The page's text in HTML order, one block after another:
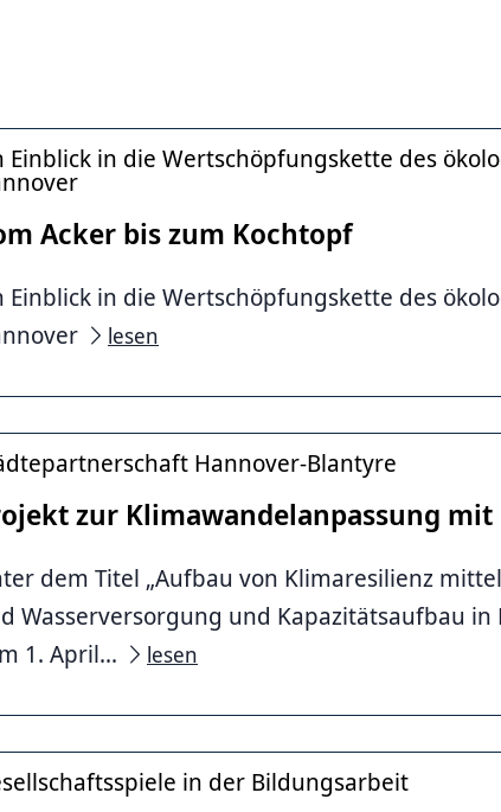
Einblick in die Wertschöpfungskette des
Acker bis zum Kochtopf
Einblick in die Wertschöpfungskette des
lesen
Council
Hannover-Blantyre
zur Klimawandelanpassung
dem Titel „Aufbau von Klimaresilienz
Wasserversorgung und Kapazitätsaufbau in
1. April...
lesen
in der Bildungsarbeit